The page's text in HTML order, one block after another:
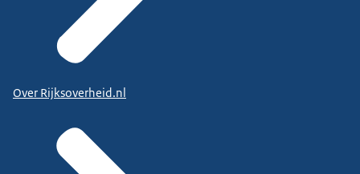
Over Rijksoverheid.nl